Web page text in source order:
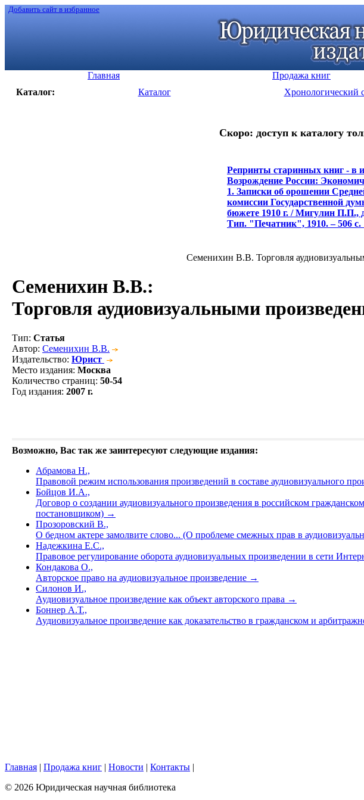
Добавить сайт в избранное
Главная Продажа книг
Каталог:
Каталог Хронологический
Скоро: доступ к каталогу
Репринты старинных книг - в
Возрождение России:
1. Записки об орошении
комиссии Государственной
бюжете 1910 г. / Мигулин П.П.,
Тип. "Печатник", 1910. – 506 с.
Семенихин В.В. Торговля
Семенихин В.В.:
Торговля аудиовизуальными
Тип: Статья
Автор: Семенихин В.В.
Издательство: Юрист
Место издания: Москва
Количество страниц: 50-54
Год издания: 2007 г.
Возможно, Вас так же заинтересуют следующие издания:
Абрамова Н.,
Правовой режим использования произведений в составе аудиовизуального
Бойцов И.А.,
Договор о создании аудиовизуального произведения в российском
постановщиком) →
Прозоровский В.,
О бедном актере замолвите слово... (О проблеме смежных прав в
Надежкина Е.С.,
Правовое регулирование оборота аудиовизуальных произведении в сети
Кондакова О.,
Авторское право на аудиовизуальное произведение →
Силонов И.,
Аудиовизуальное произведение как объект авторского права →
Боннер А.Т.,
Аудиовизуальное произведение как доказательство в гражданском и
Главная | Продажа книг | Новости | Контакты |
© 2026 Юридическая научная библиотека